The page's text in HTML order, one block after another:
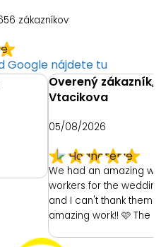
zákazníkov
Google nájdete tu
Overený zákazník,
Vtacikova
05/08/2026
We had an amazing
workers for the
and I can't thank them
amazing work!! 🩷 The
had was with the